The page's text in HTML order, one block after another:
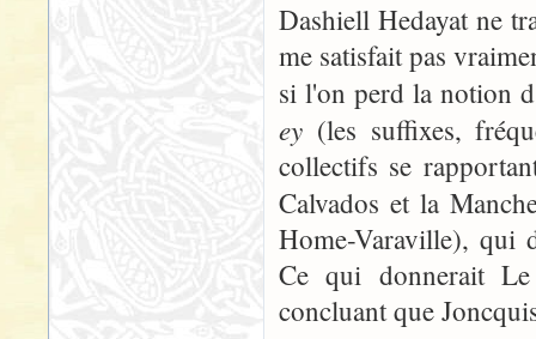
Dashiell Hedayat ne
me satisfait pas
si l'on perd la notion
ey (les suffixes,
collectifs se
Calvados et la
Home-Varaville), qui
Ce qui donnerait
concluant que